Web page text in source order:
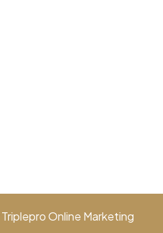
Triplepro Online Marketing